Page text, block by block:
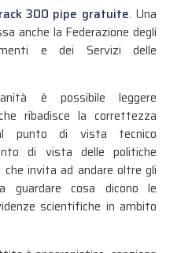
300 pipe gratuite. Una
anche la Federazione degli
e dei Servizi delle
è possibile leggere
ribadisce la correttezza
punto di vista tecnico
di vista delle politiche
invita ad andare oltre gli
guardare cosa dicono le
scientifiche in ambito